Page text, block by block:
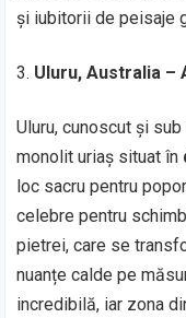
și iubitorii de peisaje
Uluru, Australia –
Uluru, cunoscut și
monolit uriaș situat în
loc sacru pentru
celebre pentru
pietrei, care se
nuanțe calde pe
incredibilă, iar zona